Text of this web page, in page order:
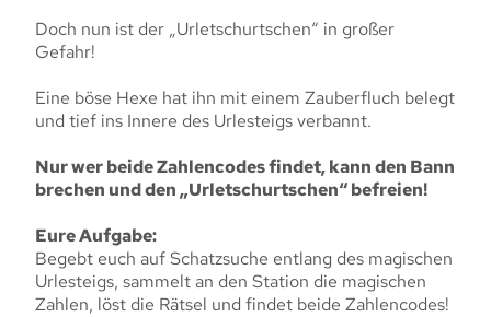
Doch nun ist der „Urletschurtschen“ in großer
Gefahr!
Eine böse Hexe hat ihn mit einem Zauberfluch belegt
und tief ins Innere des Urlesteigs verbannt.
Nur wer beide Zahlencodes findet, kann den Bann
brechen und den „Urletschurtschen“ befreien!
Eure Aufgabe:
Begebt euch auf Schatzsuche entlang des magischen
Urlesteigs, sammelt an den Station die magischen
Zahlen, löst die Rätsel und findet beide Zahlencodes!